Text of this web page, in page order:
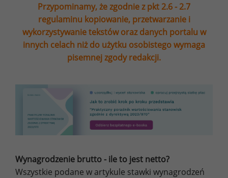
Przypominamy, że zgodnie z pkt 2.6 - 2.7
regulaminu kopiowanie, przetwarzanie i
wykorzystywanie tekstów oraz danych portalu w
innych celach niż do użytku osobistego wymaga
pisemnej zgody redakcji.
Wynagrodzenie brutto - ile to jest netto?
Wszystkie podane w artykule stawki wynagrodzeń